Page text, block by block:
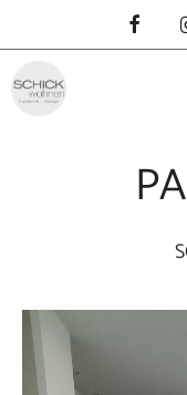
Inhalt
springen